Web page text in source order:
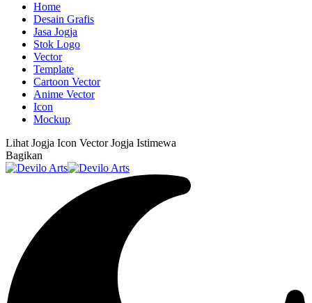
Home
Desain Grafis
Jasa Jogja
Stok Logo
Vector
Template
Cartoon Vector
Anime Vector
Icon
Mockup
Lihat Jogja Icon Vector Jogja Istimewa
Bagikan